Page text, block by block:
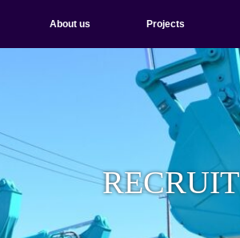
About us Projects
RECRUIT